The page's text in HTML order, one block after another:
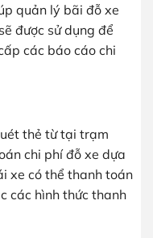
quản lý bãi đỗ xe
được sử dụng để
các báo cáo chi
thẻ từ tại trạm
chi phí đỗ xe dựa
xe có thể thanh toán
các hình thức thanh